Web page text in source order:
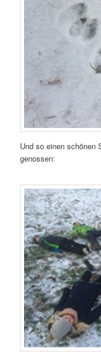
Und so einen schönen
genossen: